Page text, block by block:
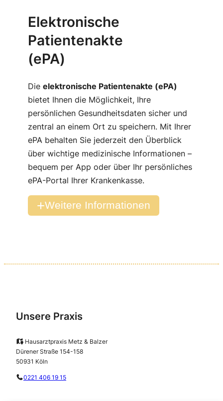
Elektronische
Patientenakte
(ePA)
Die elektronische Patientenakte (ePA)
bietet Ihnen die Möglichkeit, Ihre
persönlichen Gesundheitsdaten sicher und
zentral an einem Ort zu speichern. Mit Ihrer
ePA behalten Sie jederzeit den Überblick
über wichtige medizinische Informationen –
bequem per App oder über Ihr persönliches
ePA-Portal Ihrer Krankenkasse.
Weitere Informationen
Unsere Praxis
Hausarztpraxis Metz & Balzer
Dürener Straße 154-158
50931 Köln
0221 406 19 15